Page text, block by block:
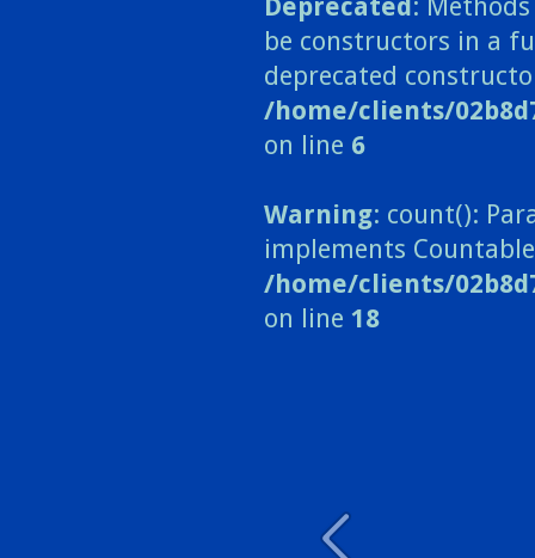
Deprecated:
be constructors in a
deprecated
/home/clients/
on line 6
Warning: count():
implements
/home/clients/
on line 18